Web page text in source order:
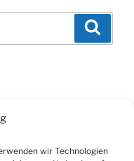
wir Technologien